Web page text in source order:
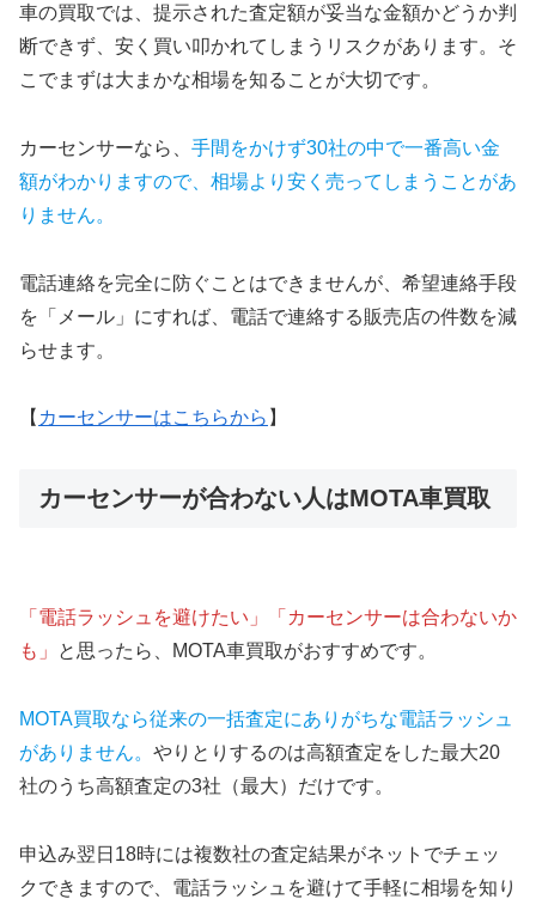
車の買取では、提示された査定額が妥当な金額かどうか判
断できず、安く買い叩かれてしまうリスクがあります。そ
こでまずは大まかな相場を知ることが大切です。
カーセンサーなら、 手間をかけず30社の中で一番高い金
額がわかりますので、相場より安く売ってしまうことがあ
りません。
電話連絡を完全に防ぐことはできませんが、希望連絡手段
を「メール」にすれば、電話で連絡する販売店の件数を減
らせます。
【 カーセンサーはこちらから 】
カーセンサーが合わない人はMOTA車買取
「電話ラッシュを避けたい」「カーセンサーは合わないか
も」
と思ったら、MOTA車買取がおすすめです。
MOTA買取なら従来の一括査定にありがちな電話ラッシュ
がありません。 やりとりするのは高額査定をした最大20
社のうち高額査定の3社（最大）だけです。
申込み翌日18時には複数社の査定結果がネットでチェッ
クできますので、電話ラッシュを避けて手軽に相場を知り